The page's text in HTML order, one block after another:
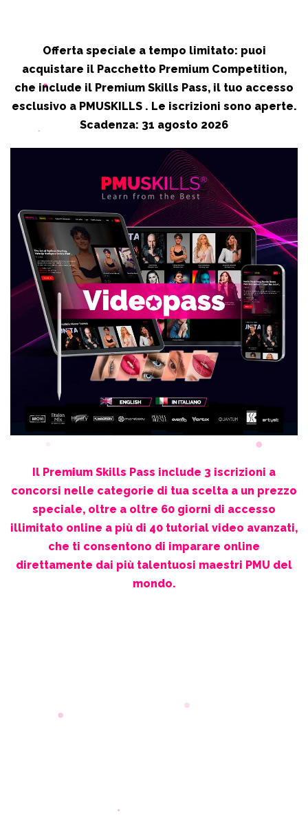
Offerta speciale a tempo limitato: puoi
acquistare il Pacchetto Premium Competition,
che include il Premium Skills Pass, il tuo accesso
esclusivo a PMUSKILLS . Le iscrizioni sono aperte.
Scadenza: 31 agosto 2026
Il Premium Skills Pass include 3 iscrizioni a
concorsi nelle categorie di tua scelta a un prezzo
speciale, oltre a oltre 60 giorni di accesso
illimitato online a più di 40 tutorial video avanzati,
che ti consentono di imparare online
direttamente dai più talentuosi maestri PMU del
mondo.